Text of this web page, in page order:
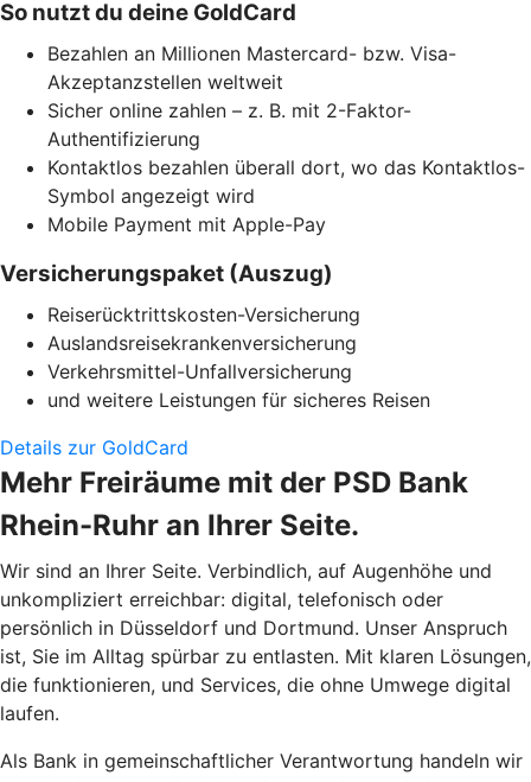
So nutzt du deine GoldCard
Bezahlen an Millionen Mastercard- bzw. Visa-
Akzeptanzstellen weltweit
Sicher online zahlen – z. B. mit 2-Faktor-
Authentifizierung
Kontaktlos bezahlen überall dort, wo das Kontaktlos-
Symbol angezeigt wird
Mobile Payment mit Apple-Pay
Versicherungspaket (Auszug)
Reiserücktrittskosten-Versicherung
Auslandsreisekrankenversicherung
Verkehrsmittel-Unfallversicherung
und weitere Leistungen für sicheres Reisen
Details zur GoldCard
Mehr Freiräume mit der PSD Bank
Rhein-Ruhr an Ihrer Seite.
Wir sind an Ihrer Seite. Verbindlich, auf Augenhöhe und
unkompliziert erreichbar: digital, telefonisch oder
persönlich in Düsseldorf und Dortmund. Unser Anspruch
ist, Sie im Alltag spürbar zu entlasten. Mit klaren Lösungen,
die funktionieren, und Services, die ohne Umwege digital
laufen.
Als Bank in gemeinschaftlicher Verantwortung handeln wir